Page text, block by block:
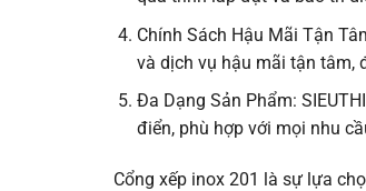
Chính Sách Hậu Mãi Tận
và dịch vụ hậu mãi tận tâm,
Đa Dạng Sản Phẩm:
điển, phù hợp với mọi nhu
Cổng xếp inox 201 là sự lựa